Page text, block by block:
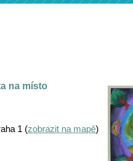
na místo
1 (zobrazit na mapě)